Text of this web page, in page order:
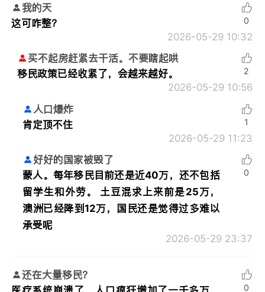
我的天
这可咋整？
2026-05-29 10:32
0
买不起房赶紧去干活。不要瞎起哄
移民政策已经收紧了，会越来越好。
2026-05-29 10:56
2
人口爆炸
肯定顶不住
2026-05-29 11:23
1
好好的国家被毁了
蒙人。每年移民目前还是近40万，还不包括
留学生和外劳。 土豆混求上来前是25万，
澳洲已经降到12万，国民还是觉得过多难以
承受呢
2026-05-29 23:37
0
还在大量移民？
0